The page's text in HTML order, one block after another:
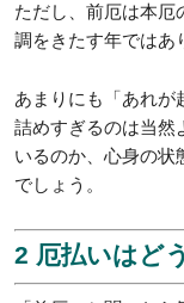
前厄とは?
絶対やって